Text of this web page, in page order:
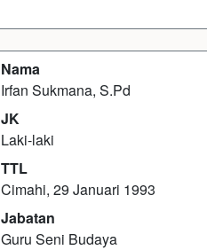
Nama
Irfan Sukmana, S.Pd
JK
Laki-laki
TTL
Cimahi, 29 Januari 1993
Jabatan
Guru Seni Budaya